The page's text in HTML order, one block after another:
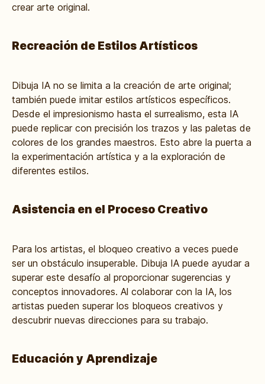
crear arte original.
Recreación de Estilos Artísticos
Dibuja IA no se limita a la creación de arte original;
también puede imitar estilos artísticos específicos.
Desde el impresionismo hasta el surrealismo, esta IA
puede replicar con precisión los trazos y las paletas de
colores de los grandes maestros. Esto abre la puerta a
la experimentación artística y a la exploración de
diferentes estilos.
Asistencia en el Proceso Creativo
Para los artistas, el bloqueo creativo a veces puede
ser un obstáculo insuperable. Dibuja IA puede ayudar a
superar este desafío al proporcionar sugerencias y
conceptos innovadores. Al colaborar con la IA, los
artistas pueden superar los bloqueos creativos y
descubrir nuevas direcciones para su trabajo.
Educación y Aprendizaje